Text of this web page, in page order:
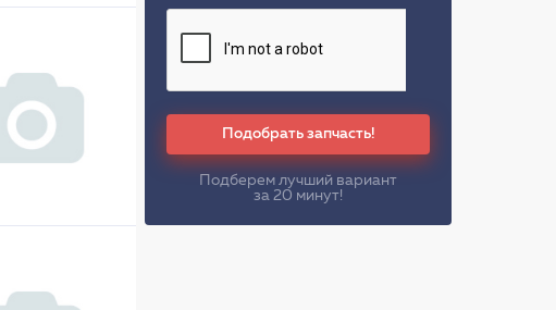
Подобрать запчасть!
Подберем лучший вариант
за 20 минут!